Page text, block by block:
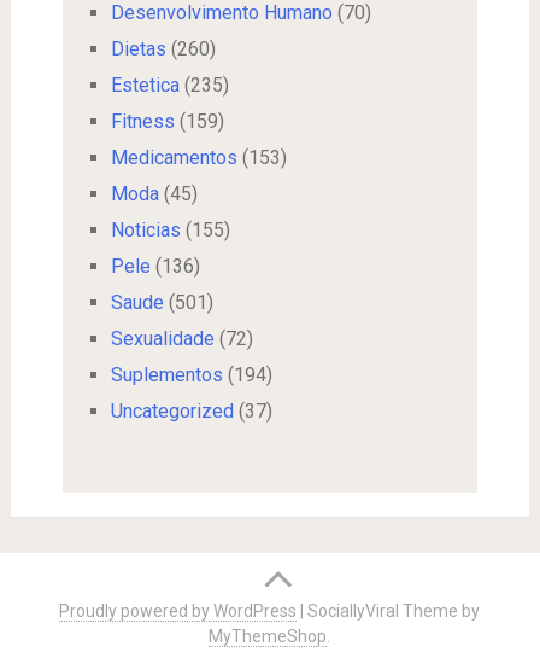
Desenvolvimento Humano (70)
Dietas (260)
Estetica(235)
Fitness (159)
Medicamentos (153)
Moda(45)
Noticias (155)
Pele (136)
Saude (501)
Sexualidade (72)
Suplementos (194)
Uncategorized (37)
Proudly powered by WordPress |SociallyViral Theme by
MyThemeShop